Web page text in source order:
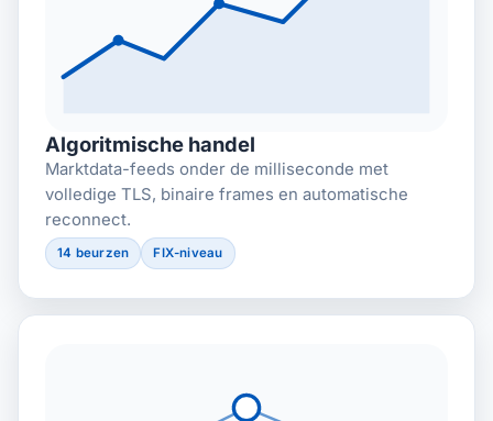
Algoritmische handel
Marktdata-feeds onder de milliseconde met
volledige TLS, binaire frames en automatische
reconnect.
14 beurzen FIX-niveau